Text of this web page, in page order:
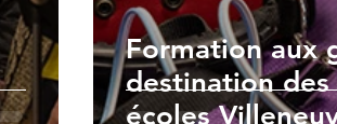
Formation aux
destination des
écoles